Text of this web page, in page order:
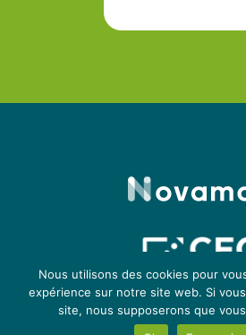
Nous utilisons des cookies pour
expérience sur notre site web. Si
site, nous supposerons que